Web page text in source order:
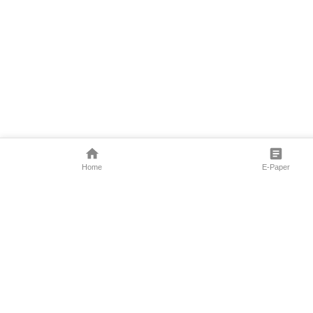
Home E-Paper